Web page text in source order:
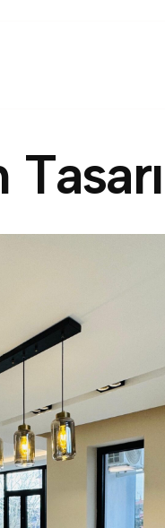
Tasarı